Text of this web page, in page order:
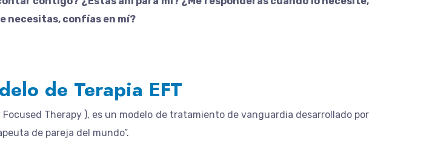
necesitas, confías en mí?
de Terapia EFT
Therapy ), es un modelo de tratamiento de vanguardia desarrollado por
de pareja del mundo”.